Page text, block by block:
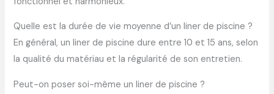
Quelle est la durée de vie moyenne d’un liner de piscine ?
En général, un liner de piscine dure entre 10 et 15 ans, selon
la qualité du matériau et la régularité de son entretien.
Peut-on poser soi-même un liner de piscine ?